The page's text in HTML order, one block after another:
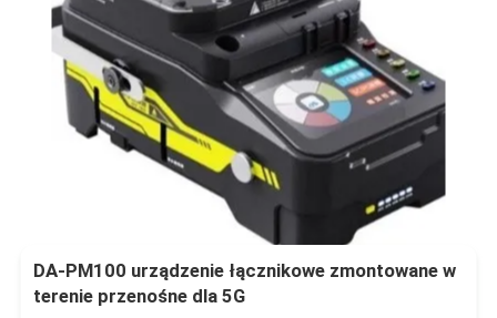
DA-PM100 urządzenie łącznikowe zmontowane w
terenie przenośne dla 5G